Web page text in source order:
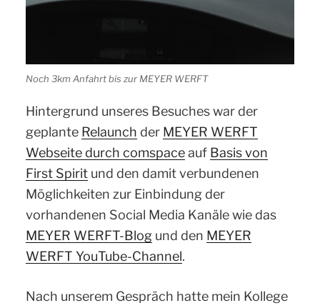
Noch 3km Anfahrt bis zur MEYER WERFT
Hintergrund unseres Besuches war der
geplante Relaunch der MEYER WERFT
Webseite durch comspaceauf Basis von
First Spirit und den damit verbundenen
Möglichkeiten zur Einbindung der
vorhandenen Social Media Kanäle wie das
MEYER WERFT-Blog und den MEYER
WERFT YouTube-Channel.
Nach unserem Gespräch hatte mein Kollege